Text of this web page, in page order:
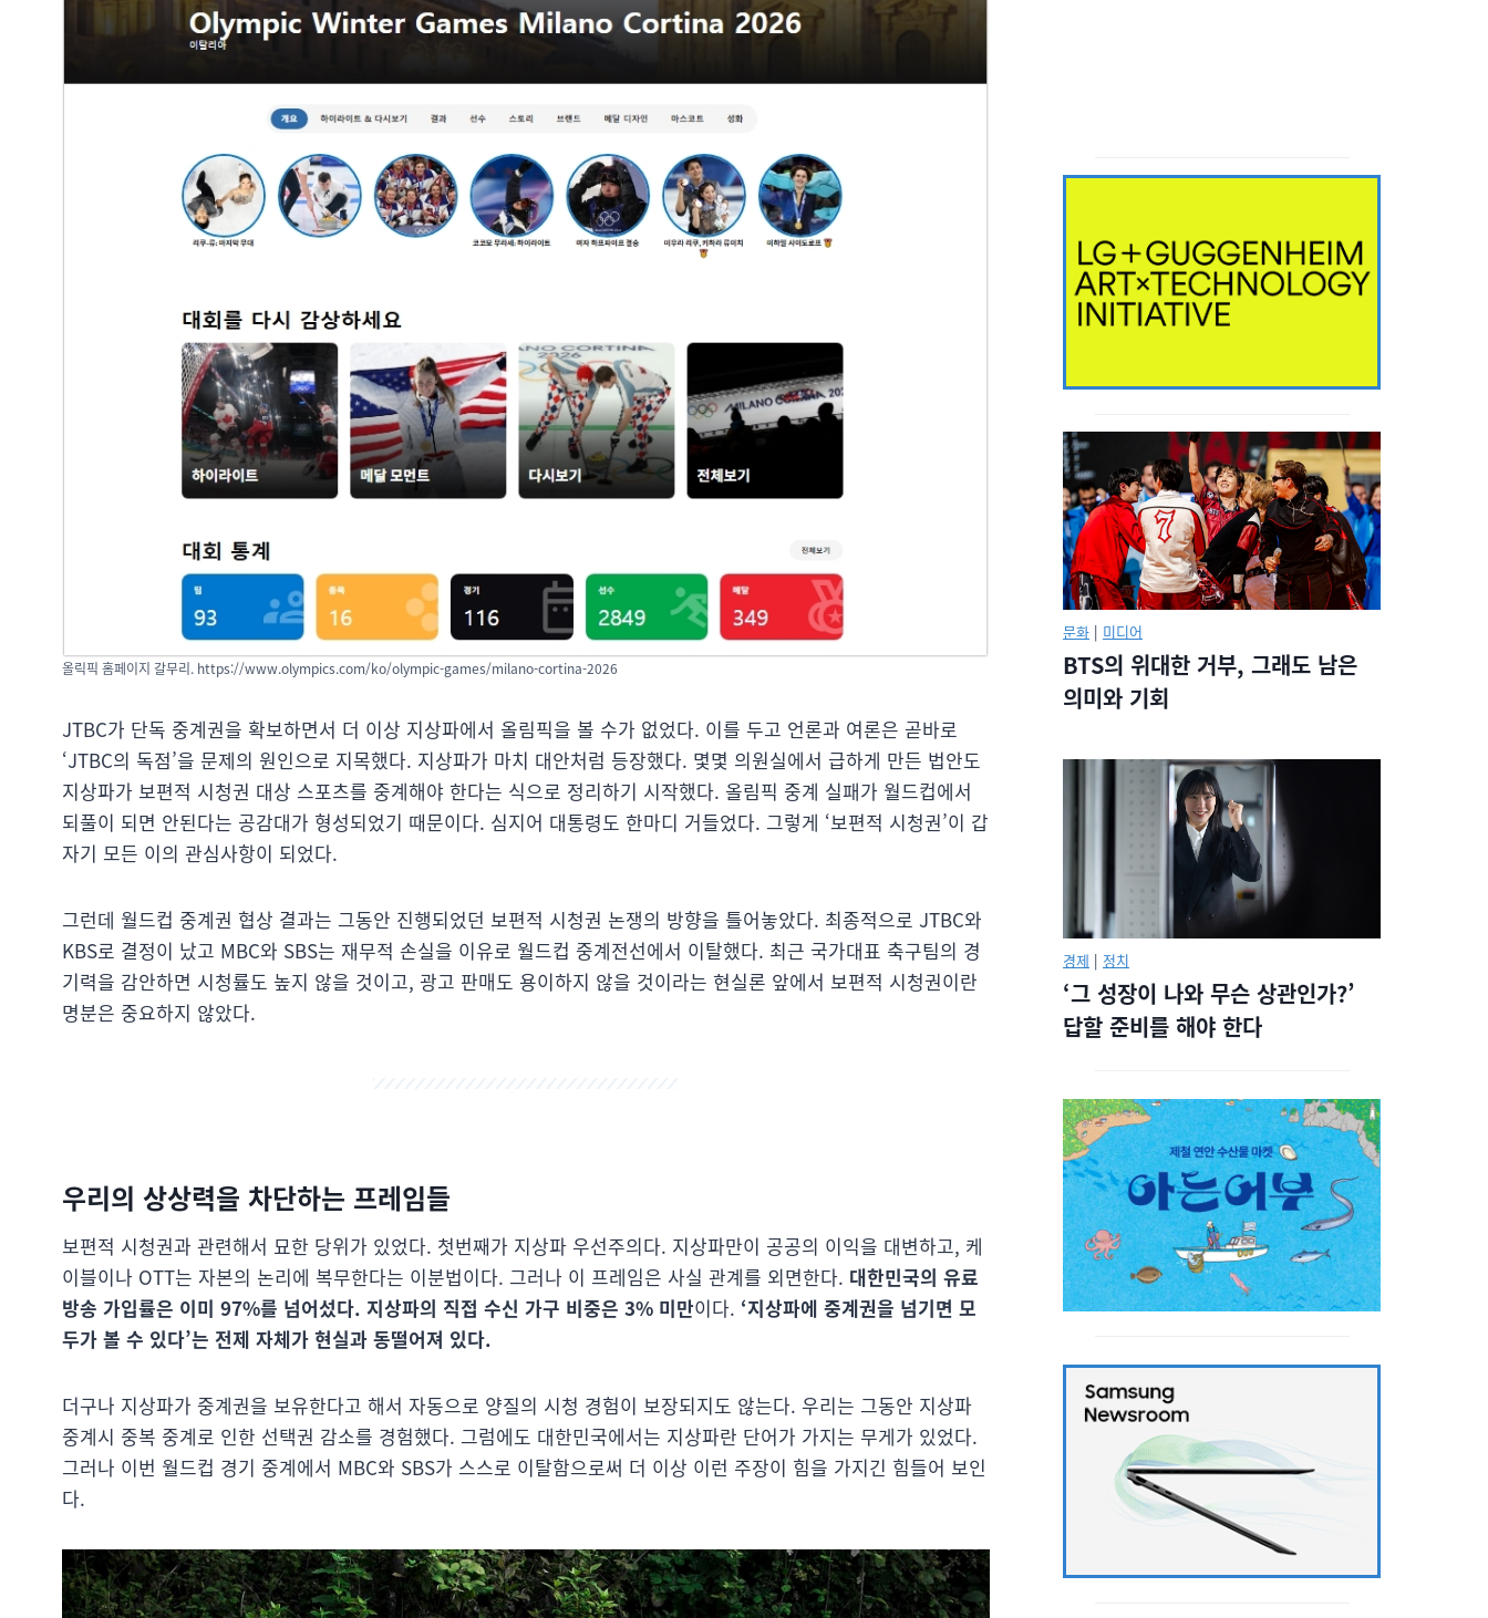
올릭픽 홈페이지 갈무리. https://www.olympics.com/ko/olympic-games/milano-cortina-2026
JTBC가 단독 중계권을 확보하면서 더 이상 지상파에서 올림픽을 볼 수가 없었다. 이를 두고 언론과 여론은 곧바로
‘JTBC의 독점’을 문제의 원인으로 지목했다. 지상파가 마치 대안처럼 등장했다. 몇몇 의원실에서 급하게 만든 법안도
지상파가 보편적 시청권 대상 스포츠를 중계해야 한다는 식으로 정리하기 시작했다. 올림픽 중계 실패가 월드컵에서
되풀이 되면 안된다는 공감대가 형성되었기 때문이다. 심지어 대통령도 한마디 거들었다. 그렇게 ‘보편적 시청권’이 갑
자기 모든 이의 관심사항이 되었다.
그런데 월드컵 중계권 협상 결과는 그동안 진행되었던 보편적 시청권 논쟁의 방향을 틀어놓았다. 최종적으로 JTBC와
KBS로 결정이 났고 MBC와 SBS는 재무적 손실을 이유로 월드컵 중계전선에서 이탈했다. 최근 국가대표 축구팀의 경
기력을 감안하면 시청률도 높지 않을 것이고, 광고 판매도 용이하지 않을 것이라는 현실론 앞에서 보편적 시청권이란
명분은 중요하지 않았다.
우리의 상상력을 차단하는 프레임들
보편적 시청권과 관련해서 묘한 당위가 있었다. 첫번째가 지상파 우선주의다. 지상파만이 공공의 이익을 대변하고, 케
이블이나 OTT는 자본의 논리에 복무한다는 이분법이다. 그러나 이 프레임은 사실 관계를 외면한다. 대한민국의 유료
방송 가입률은 이미 97%를 넘어섰다. 지상파의 직접 수신 가구 비중은 3% 미만이다. ‘지상파에 중계권을 넘기면 모
두가 볼 수 있다’는 전제 자체가 현실과 동떨어져 있다.
더구나 지상파가 중계권을 보유한다고 해서 자동으로 양질의 시청 경험이 보장되지도 않는다. 우리는 그동안 지상파
중계시 중복 중계로 인한 선택권 감소를 경험했다. 그럼에도 대한민국에서는 지상파란 단어가 가지는 무게가 있었다.
그러나 이번 월드컵 경기 중계에서 MBC와 SBS가 스스로 이탈함으로써 더 이상 이런 주장이 힘을 가지긴 힘들어 보인
다.
문화 | 미디어
BTS의 위대한 거부, 그래도 남은
의미와 기회
경제 | 정치
‘그 성장이 나와 무슨 상관인가?’
답할 준비를 해야 한다